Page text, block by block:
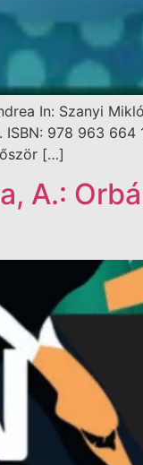
In: Szanyi
978 963
[…]
A.: